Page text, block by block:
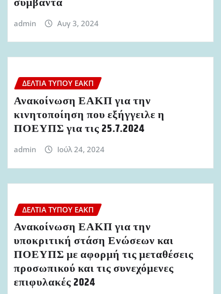
admin Αυγ 3, 2024
ΔΕΛΤΊΑ ΤΎΠΟΥ ΕΑΚΠ
Ανακοίνωση ΕΑΚΠ για την
κινητοποίηση που εξήγγειλε η
ΠΟΕΥΠΣ για τις 25.7.2024
admin Ιούλ 24, 2024
ΔΕΛΤΊΑ ΤΎΠΟΥ ΕΑΚΠ
Ανακοίνωση ΕΑΚΠ για την
υποκριτική στάση Ενώσεων και
ΠΟΕΥΠΣ με αφορμή τις μεταθέσεις
προσωπικού και τις συνεχόμενες
επιφυλακές 2024